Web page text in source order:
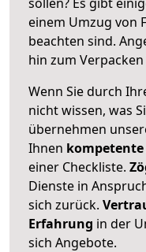
einem Umzug von
beachten sind.
hin zum
Wenn Sie durch
nicht wissen, was
übernehmen
Ihnen
einer Checkliste.
Dienste in
sich zurück.
Erfahrung in der
sich Angebote.